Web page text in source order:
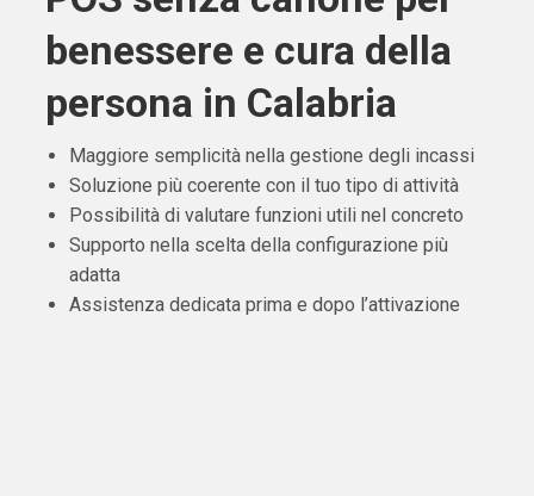
benessere e cura della
persona in Calabria
Maggiore semplicità nella gestione degli incassi
Soluzione più coerente con il tuo tipo di attività
Possibilità di valutare funzioni utili nel concreto
Supporto nella scelta della configurazione più
adatta
Assistenza dedicata prima e dopo l’attivazione